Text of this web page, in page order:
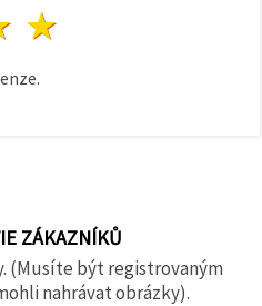
4 hvězdy
ZÁKAZNÍKŮ
(Musíte být registrovaným
nahrávat obrázky).